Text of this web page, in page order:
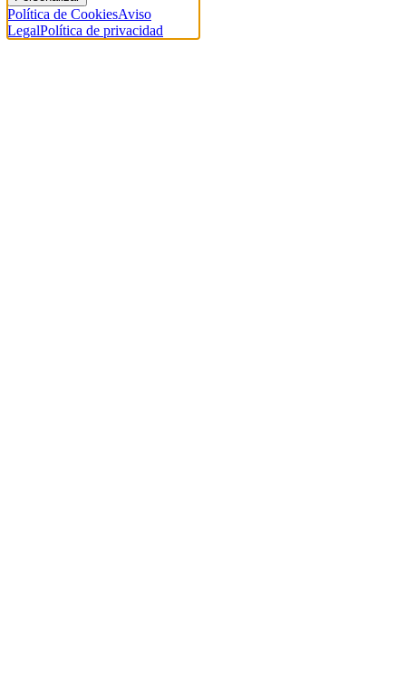
Política de CookiesAviso
LegalPolítica de privacidad